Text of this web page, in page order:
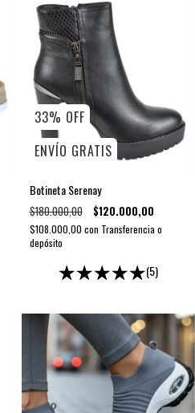
33% OFF
ENVÍO GRATIS
Botineta Serenay
$180.000,00 $120.000,00
$108.000,00 con Transferencia o
depósito
(5)